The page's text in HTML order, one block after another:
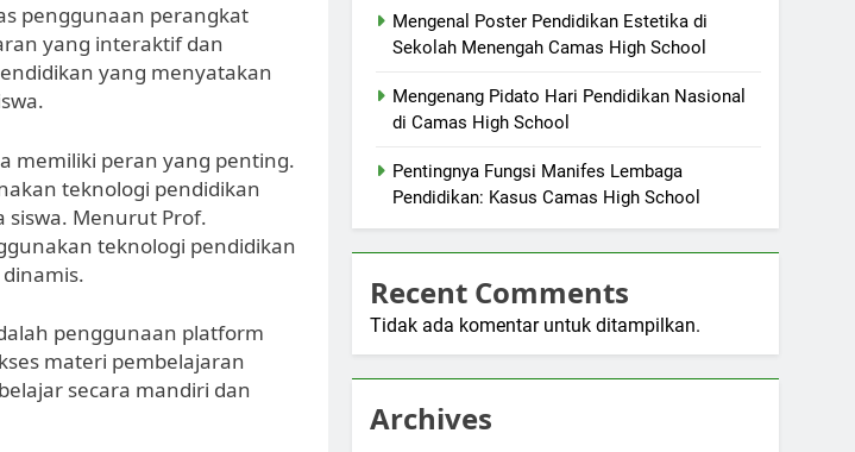
penggunaan perangkat
yang interaktif dan
yang menyatakan
memiliki peran yang penting.
teknologi pendidikan
siswa. Menurut Prof.
teknologi pendidikan
penggunaan platform
materi pembelajaran
secara mandiri dan
Mengenal Poster Pendidikan Estetika di
Sekolah Menengah Camas High School
Mengenang Pidato Hari Pendidikan Nasional
di Camas High School
Pentingnya Fungsi Manifes Lembaga
Pendidikan: Kasus Camas High School
Recent Comments
Tidak ada komentar untuk ditampilkan.
Archives